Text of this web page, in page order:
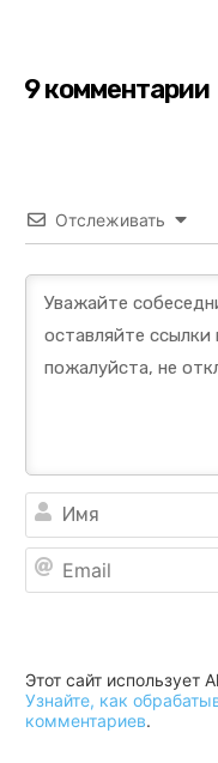
9 комментарии
Отслеживать
Этот сайт использует
Узнайте, как
комментариев.